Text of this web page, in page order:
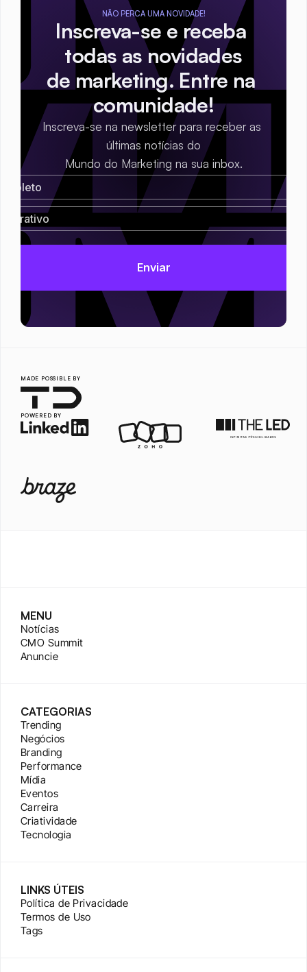
NÃO PERCA UMA NOVIDADE!
Inscreva-se e receba
todas as novidades
de marketing. Entre na
comunidade!
Inscreva-se na newsletter para receber as
últimas notícias do
Mundo do Marketing na sua inbox.
MADE POSSIBLE BY
POWERED BY
MENU
Notícias
CMO Summit
Anuncie
CATEGORIAS
Trending
Negócios
Branding
Performance
Mídia
Eventos
Carreira
Criatividade
Tecnologia
LINKS ÚTEIS
Política de Privacidade
Termos de Uso
Tags